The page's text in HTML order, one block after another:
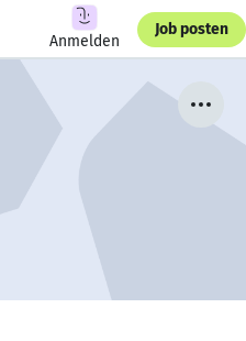
Anmelden
Job posten